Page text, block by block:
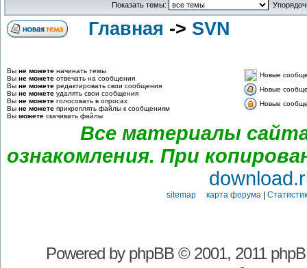
Показать темы:
Главная -> SVN
Вы не можете начинать темы
Вы не можете отвечать на сообщения
Вы не можете редактировать свои сообщения
Вы не можете удалять свои сообщения
Вы не можете голосовать в опросах
Вы не можете прикреплять файлы к сообщениям
Вы можете скачивать файлы
Новые
Новые
Новые
Все материалы
ознакомления. При
sitemap карта форума|
Powered by phpBB© 2001, 2011